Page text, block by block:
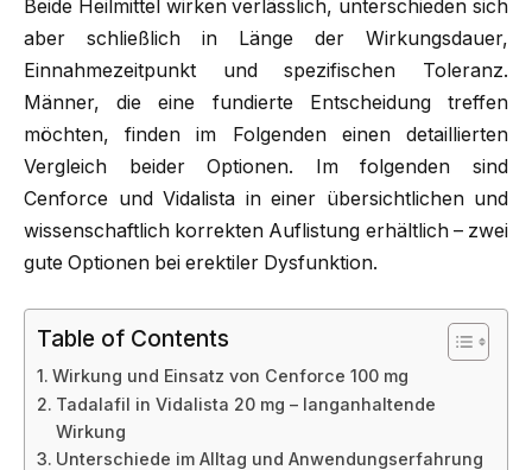
Beide Heilmittel wirken verlässlich, unterschieden sich
aber schließlich in Länge der Wirkungsdauer,
Einnahmezeitpunkt und spezifischen Toleranz.
Männer, die eine fundierte Entscheidung treffen
möchten, finden im Folgenden einen detaillierten
Vergleich beider Optionen. Im folgenden sind
Cenforce und Vidalista in einer übersichtlichen und
wissenschaftlich korrekten Auflistung erhältlich – zwei
gute Optionen bei erektiler Dysfunktion.
Table of Contents
Wirkung und Einsatz von Cenforce 100 mg
Tadalafil in Vidalista 20 mg – langanhaltende
Wirkung
Unterschiede im Alltag und Anwendungserfahrung